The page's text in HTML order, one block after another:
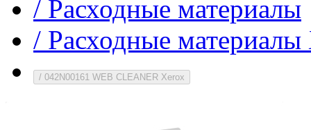
/ Расходные материалы
/ Расходные
/ 042N00161 WEB CLEANER Xerox